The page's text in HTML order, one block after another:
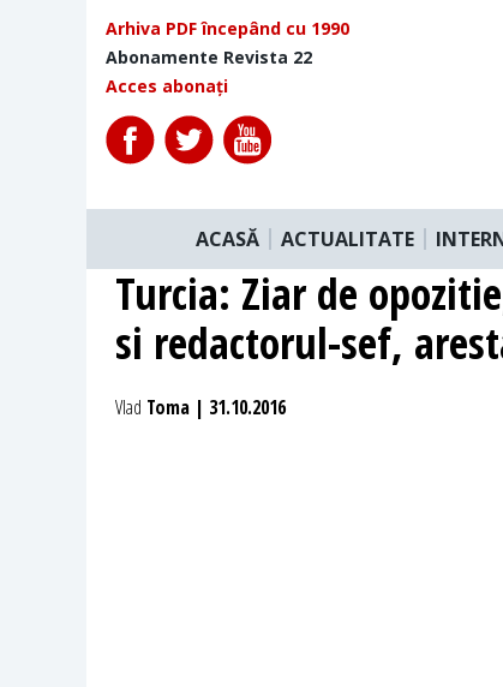
Arhiva PDF începând cu 1990
Abonamente Revista 22
Acces abonați
ACASĂ ACTUALITATE
Turcia: Ziar de
si redactorul-sef,
Vlad Toma | 31.10.2016